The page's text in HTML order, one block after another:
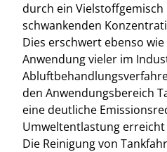
durch ein
schwankenden
Dies erschwert ebenso
Anwendung vieler im
den Anwendungsbereich
eine deutliche
Umweltentlastung erreicht
Die Reinigung von